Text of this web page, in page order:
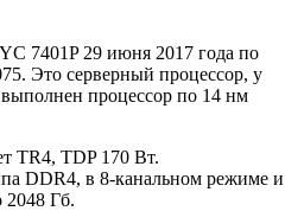
7401P 29 июня 2017 года по
Это серверный процессор, у
процессор по 14 нм
TR4, TDP 170 Вт.
DDR4, в 8-канальном режиме и
Гб.